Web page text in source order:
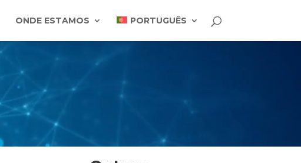
ONDE ESTAMOS PORTUGUÊS